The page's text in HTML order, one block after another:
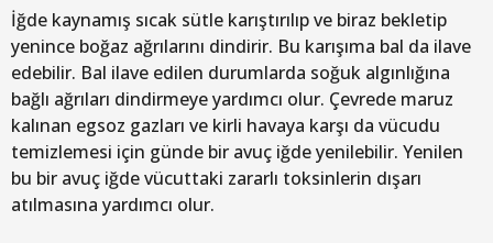
İğde kaynamış sıcak sütle karıştırılıp ve biraz bekletip
yenince boğaz ağrılarını dindirir. Bu karışıma bal da ilave
edebilir. Bal ilave edilen durumlarda soğuk algınlığına
bağlı ağrıları dindirmeye yardımcı olur. Çevrede maruz
kalınan egsoz gazları ve kirli havaya karşı da vücudu
temizlemesi için günde bir avuç iğde yenilebilir. Yenilen
bu bir avuç iğde vücuttaki zararlı toksinlerin dışarı
atılmasına yardımcı olur.